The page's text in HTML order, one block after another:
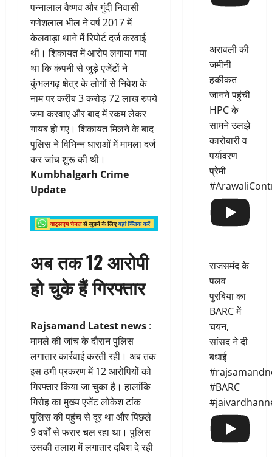
पन्नालाल वैष्णव और गुंदी निवासी
गणेशलाल भील ने वर्ष 2017 में
केलवाड़ा थाने में रिपोर्ट दर्ज करवाई
थी। शिकायत में आरोप लगाया गया
था कि कंपनी से जुड़े एजेंटों ने
कुंभलगढ़ क्षेत्र के लोगों से निवेश के
नाम पर करीब 3 करोड़ 72 लाख रुपये
जमा करवाए और बाद में रकम लेकर
गायब हो गए। शिकायत मिलने के बाद
पुलिस ने विभिन्न धाराओं में मामला दर्ज
कर जांच शुरू की थी।
Kumbhalgarh Crime
Update
अब तक 12 आरोपी
हो चुके हैं गिरफ्तार
Rajsamand Latest news :
मामले की जांच के दौरान पुलिस
लगातार कार्रवाई करती रही। अब तक
इस ठगी प्रकरण में 12 आरोपियों को
गिरफ्तार किया जा चुका है। हालांकि
गिरोह का मुख्य एजेंट लोकेश टांक
पुलिस की पहुंच से दूर था और पिछले
9 वर्षों से फरार चल रहा था। पुलिस
उसकी तलाश में लगातार दबिश दे रही
अरावली की
जमीनी
हकीकत
जानने पहुंची
HPC के
सामने उलझे
कारोबारी व
पर्यावरण
प्रेमी
राजसमंद के
पलव
पुरबिया का
BARC में
चयन,
सांसद ने दी
बधाई
#BARC